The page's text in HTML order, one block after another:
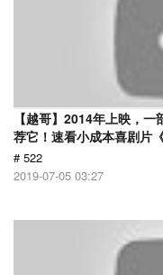
【越哥】2014年上映，
荐它！速看小成本喜剧片
# 522
2019-07-05 03:27